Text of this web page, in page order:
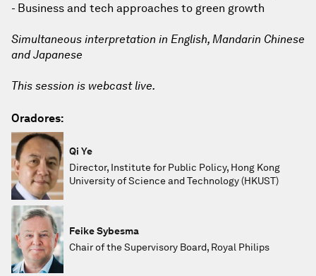
- Business and tech approaches to green growth
Simultaneous interpretation in English, Mandarin Chinese
and Japanese
This session is webcast live.
Oradores:
Qi Ye
Director, Institute for Public Policy, Hong Kong
University of Science and Technology (HKUST)
Feike Sybesma
Chair of the Supervisory Board, Royal Philips